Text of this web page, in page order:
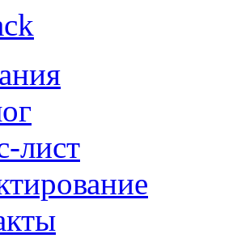
лист